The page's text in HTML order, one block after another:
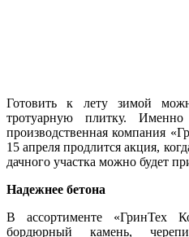
Готовить к лету зимой
тротуарную плитку. Именно
производственная компания
15 апреля продлится акция,
дачного участка можно будет
Надежнее бетона
В ассортименте «ГринТех
бордюрный камень,